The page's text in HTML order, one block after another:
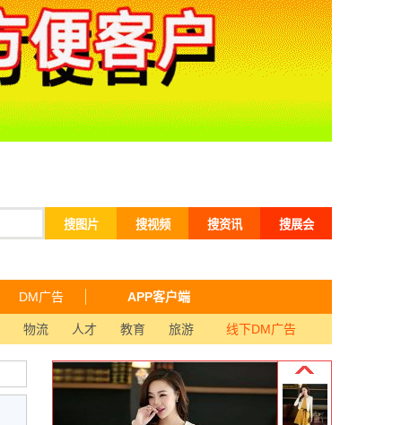
搜图片 搜视频 搜资讯 搜展会
DM广告 APP客户端
物流 人才 教育 旅游 线下DM广告